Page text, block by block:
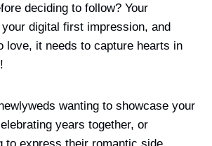
deciding to follow? Your
digital first impression, and
love, it needs to capture hearts in
wanting to showcase your
years together, or